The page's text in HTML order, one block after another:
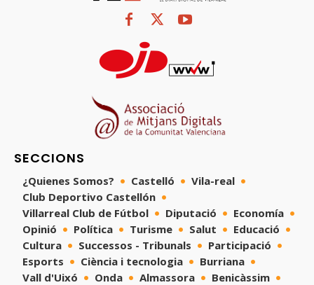
SECCIONS
¿Quienes Somos? Castelló
Vila-real
Club Deportivo Castellón
Villarreal Club de Fútbol
Diputació
Economía
Opinió
Política Turisme Salut
Educació
Cultura
Successos - Tribunals
Participació
Esports
Ciència i tecnologia
Burriana
Vall d'Uixó
Onda Almassora
Benicàssim